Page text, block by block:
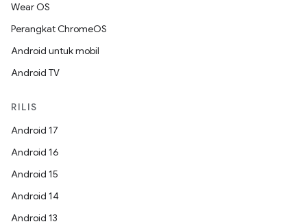
Wear OS
Perangkat ChromeOS
Android untuk mobil
Android TV
RILIS
Android 17
Android 16
Android 15
Android 14
Android 13